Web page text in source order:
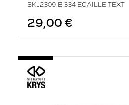
SKJ2309-B 334 ECAILLE TEXT
29,00 €